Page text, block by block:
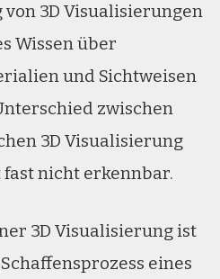
3D Visualisierungen
Wissen über
und Sichtweisen
zwischen
3D Visualisierung
nicht erkennbar.
3D Visualisierung ist
eines